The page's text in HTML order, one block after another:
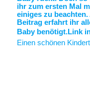
Einen schönen